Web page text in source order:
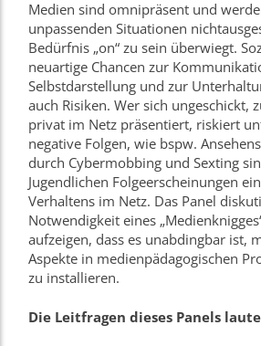
Medien sind omnipräsent und
unpassenden Situationen nicht
Bedürfnis „on“ zu sein überwiegt.
neuartige Chancen zur
Selbstdarstellung und zur
auch Risiken. Wer sich ungeschickt,
privat im Netz präsentiert, riskiert
negative Folgen, wie bspw.
durch Cybermobbing und Sexting
Jugendlichen Folgeerscheinungen
Verhaltens im Netz. Das Panel
Notwendigkeit eines
aufzeigen, dass es unabdingbar ist,
Aspekte in medienpädagogischen
zu installieren.
Die Leitfragen dieses Panels